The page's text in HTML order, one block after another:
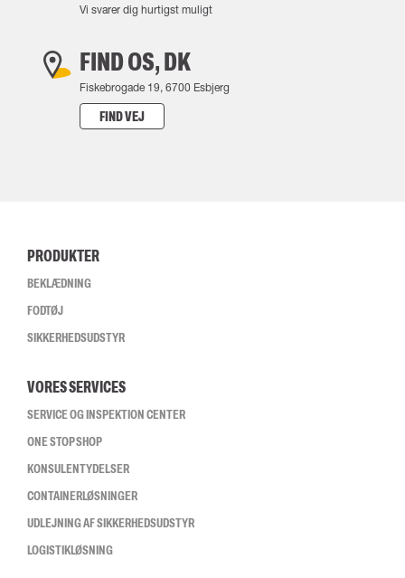
Vi svarer dig hurtigst muligt
FIND OS, DK
Fiskebrogade 19, 6700 Esbjerg
FIND VEJ
PRODUKTER
BEKLÆDNING
FODTØJ
SIKKERHEDSUDSTYR
VORES SERVICES
SERVICE OG INSPEKTION CENTER
ONE STOP SHOP
KONSULENTYDELSER
CONTAINERLØSNINGER
UDLEJNING AF SIKKERHEDSUDSTYR
LOGISTIKLØSNING